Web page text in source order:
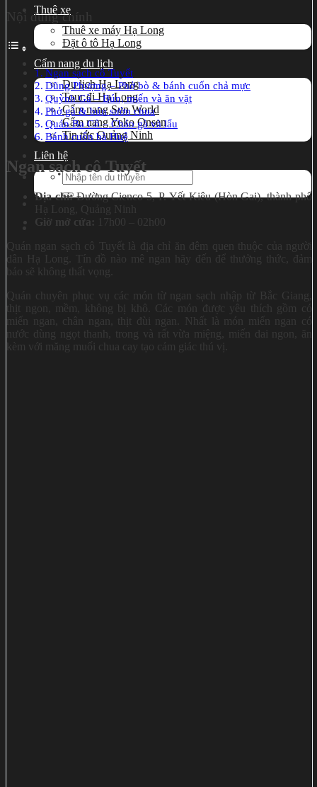
Thuê xe
Thuê xe máy Hạ Long
Đặt ô tô Hạ Long
Cẩm nang du lịch
Du lịch Hạ Long
Tour đi Hạ Long
Cẩm nang Sun World
Cẩm nang Yoko Onsen
Tin tức Quảng Ninh
Liên hệ
Search
for:
Nội dung chính
Ngan sạch cô Tuyết
Dũng Phượng – Phở bò & bánh cuốn chả mực
Quỳnh Gà – Bún, miến và ăn vặt
Phở gà & bún sườn chua
Quán Ba Cô – Cháo gà và lẩu
Bánh cuốn bà Huệ
Ngan sạch cô Tuyết
Địa chỉ:Đường Cienco 5, P. Yết Kiêu (Hòn Gai), thành phố
Hạ Long, Quảng Ninh
Giờ mở cửa:
17h00 – 02h00
Quán ngan sạch cô Tuyết là địa chỉ ăn đêm quen thuộc của người
dân Hạ Long. Tín đồ nào mê ngan hãy đến để thưởng thức, đảm
bảo sẽ không thất vọng.
Quán chuyên phục vụ các món từ ngan sạch nhập từ Bắc Giang,
thịt ngon, mềm, không bị khô. Các món được yêu thích gồm có
miến ngan, chân ngan, thịt đùi ngan. Nhất là món miến ngan có
nước dùng ngọt thanh, trong và rất vừa miệng, miến dai ngon, ăn
kèm với măng muối chua cay tạo cảm giác thú vị.